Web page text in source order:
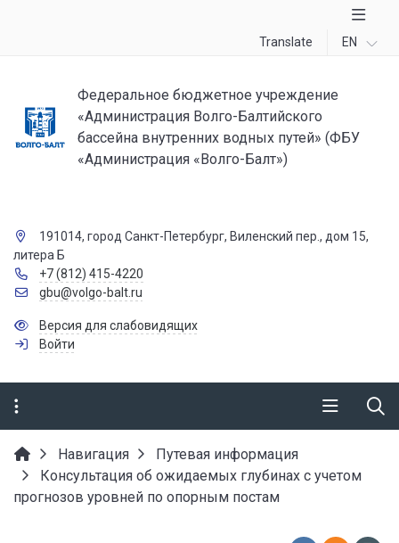
Translate EN
Федеральное бюджетное учреждение
«Администрация Волго-Балтийского
бассейна внутренних водных путей» (ФБУ
«Администрация «Волго-Балт»)
191014, город Санкт-Петербург, Виленский пер., дом 15,
литера Б
+7 (812) 415-4220
gbu@volgo-balt.ru
Версия для слабовидящих
Войти
Навигация
Путевая информация
Консультация об ожидаемых глубинах с учетом
прогнозов уровней по опорным постам